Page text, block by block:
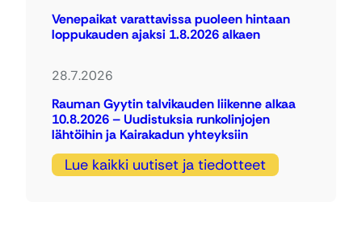
Venepaikat varattavissa puoleen hintaan
loppukauden ajaksi 1.8.2026 alkaen
28.7.2026
Rauman Gyytin talvikauden liikenne alkaa
10.8.2026 – Uudistuksia runkolinjojen
lähtöihin ja Kairakadun yhteyksiin
Lue kaikki uutiset ja tiedotteet